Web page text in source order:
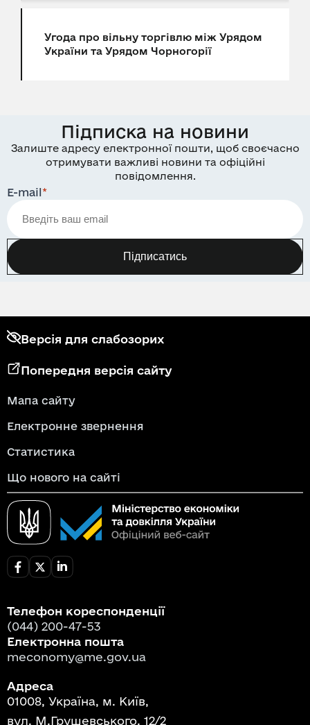
Угода про вільну торгівлю між Урядом
України та Урядом Чорногорії
Підписка на новини
Залиште адресу електронної пошти, щоб своєчасно
отримувати важливі новини та офіційні
повідомлення.
E-mail*
Підписатись
Версія для слабозорих
Попередня версія сайту
Мапа сайту
Електронне звернення
Статистика
Що нового на сайті
Телефон кореспонденції
(044) 200-47-53
Електронна пошта
meconomy@me.gov.ua
Адреса
01008, Україна, м. Київ,
вул. М.Грушевського, 12/2